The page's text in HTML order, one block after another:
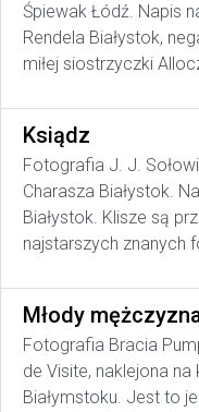
Śpiewak Łódź. Napis
Rendela Białystok,
miłej siostrzyczki
Ksiądz
Fotografia J. J.
Charasza Białystok.
Białystok. Klisze są
najstarszych znanych
Młody
Fotografia Bracia
de Visite, naklejona
Białymstoku. Jest to